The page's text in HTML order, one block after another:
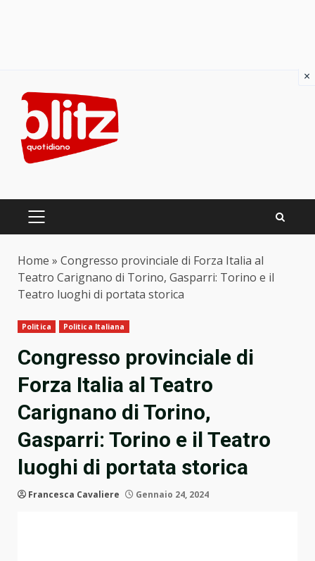
content
PRIMARY
Home » Congresso provinciale di Forza Italia al
Teatro Carignano di Torino, Gasparri: Torino e il
Teatro luoghi di portata storica
Politica Politica Italiana
Congresso provinciale di
Forza Italia al Teatro
Carignano di Torino,
Gasparri: Torino e il Teatro
luoghi di portata storica
Francesca Cavaliere Gennaio 24, 2024
×